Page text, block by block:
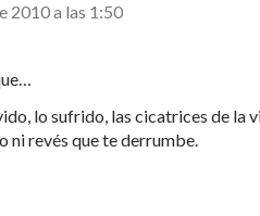
2010 a las 1:50
lo sufrido, las cicatrices de la
ni revés que te derrumbe.